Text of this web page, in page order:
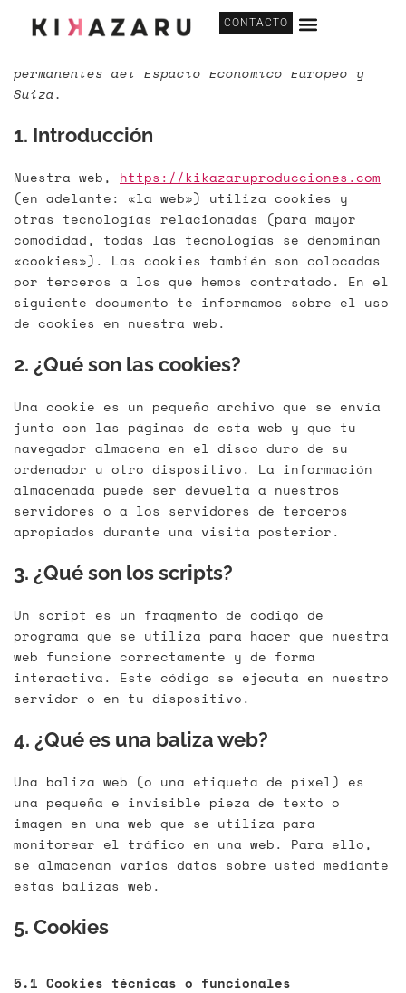
CONTACTO
Esta política de cookies fue actualizada por
última vez el 10 de abril de 2025 y se aplica
permanentes del Espacio Económico Europeo y
Suiza.
1. Introducción
Nuestra web, https://kikazaruproducciones.com
(en adelante: «la web») utiliza cookies y
otras tecnologías relacionadas (para mayor
comodidad, todas las tecnologías se denominan
«cookies»). Las cookies también son colocadas
por terceros a los que hemos contratado. En el
siguiente documento te informamos sobre el uso
de cookies en nuestra web.
2. ¿Qué son las cookies?
Una cookie es un pequeño archivo que se envía
junto con las páginas de esta web y que tu
navegador almacena en el disco duro de su
ordenador u otro dispositivo. La información
almacenada puede ser devuelta a nuestros
servidores o a los servidores de terceros
apropiados durante una visita posterior.
3. ¿Qué son los scripts?
Un script es un fragmento de código de
programa que se utiliza para hacer que nuestra
web funcione correctamente y de forma
interactiva. Este código se ejecuta en nuestro
servidor o en tu dispositivo.
4. ¿Qué es una baliza web?
Una baliza web (o una etiqueta de píxel) es
una pequeña e invisible pieza de texto o
imagen en una web que se utiliza para
monitorear el tráfico en una web. Para ello,
se almacenan varios datos sobre usted mediante
estas balizas web.
5. Cookies
5.1 Cookies técnicas o funcionales